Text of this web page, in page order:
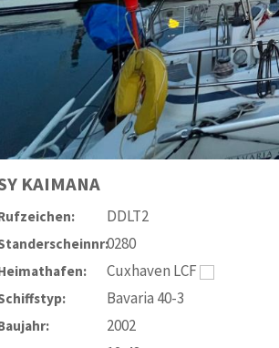
KAIMANA
DDLT2
0280
Cuxhaven LCF
Bavaria 40-3
2002